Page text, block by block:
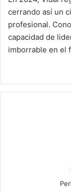
cerrando así un
profesional.
capacidad de
imborrable en el